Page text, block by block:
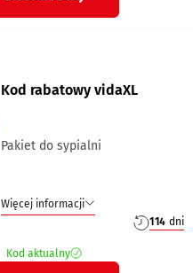
Kod rabatowy vidaXL
Pakiet do sypialni
Więcej informacji
114 dni
Kod aktualny